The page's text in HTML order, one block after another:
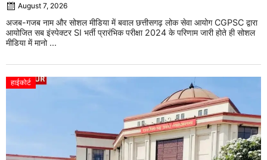
August 7, 2026
अजब-गजब नाम और सोशल मीडिया में बवाल छत्तीसगढ़ लोक सेवा आयोग CGPSC द्वारा
आयोजित सब इंस्पेक्टर SI भर्ती प्रारंभिक परीक्षा 2024 के परिणाम जारी होते ही सोशल
मीडिया में मानो ...
हाईकोर्ट